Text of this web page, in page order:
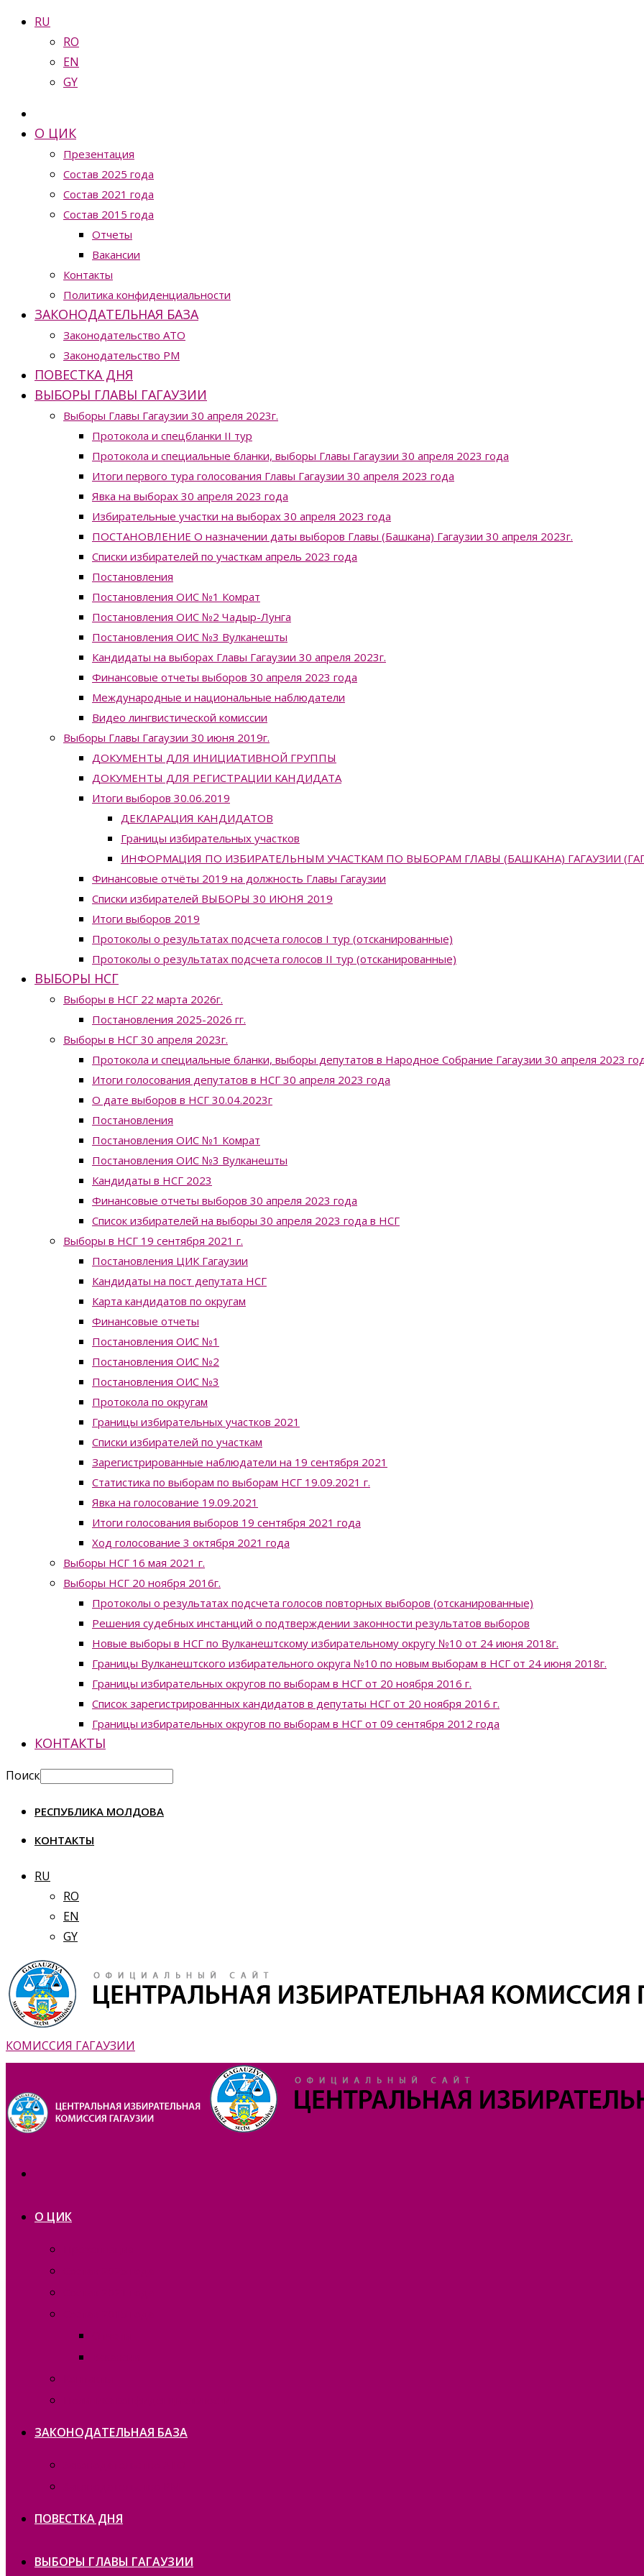
RU
RO
EN
GY
О ЦИК
Презентация
Состав 2025 года
Состав 2021 года
Состав 2015 года
Отчеты
Вакансии
Контакты
Политика конфиденциальности
ЗАКОНОДАТЕЛЬНАЯ БАЗА
Законодательство ATO
Законодательство РМ
ПОВЕСТКА ДНЯ
ВЫБОРЫ ГЛАВЫ ГАГАУЗИИ
Выборы Главы Гагаузии 30 апреля 2023г.
Протокола и спецбланки II тур
Протокола и специальные бланки, выборы Главы Гагаузии 30 апреля 2023 года
Итоги первого тура голосования Главы Гагаузии 30 апреля 2023 года
Явка на выборах 30 апреля 2023 года
Избирательные участки на выборах 30 апреля 2023 года
ПОСТАНОВЛЕНИЕ О назначении даты выборов Главы (Башкана) Гагаузии 30 апреля 2023г.
Списки избирателей по участкам апрель 2023 года
Постановления
Постановления ОИС №1 Комрат
Постановления ОИС №2 Чадыр-Лунга
Постановления ОИС №3 Вулканешты
Кандидаты на выборах Главы Гагаузии 30 апреля 2023г.
Финансовые отчеты выборов 30 апреля 2023 года
Международные и национальные наблюдатели
Видео лингвистической комиссии
Выборы Главы Гагаузии 30 июня 2019г.
ДОКУМЕНТЫ ДЛЯ ИНИЦИАТИВНОЙ ГРУППЫ
ДОКУМЕНТЫ ДЛЯ РЕГИСТРАЦИИ КАНДИДАТА
Итоги выборов 30.06.2019
ДЕКЛАРАЦИЯ КАНДИДАТОВ
Границы избирательных участков
ИНФОРМАЦИЯ ПО ИЗБИРАТЕЛЬНЫМ УЧАСТКАМ ПО ВЫБОРАМ ГЛАВЫ (БАШКАНА) ГАГАУЗИИ
Финансовые отчёты 2019 на должность Главы Гагаузии
Списки избирателей ВЫБОРЫ 30 ИЮНЯ 2019
Итоги выборов 2019
Протоколы о результатах подсчета голосов I тур (отсканированные)
Протоколы о результатах подсчета голосов II тур (отсканированные)
ВЫБОРЫ НСГ
Выборы в НСГ 22 марта 2026г.
Постановления 2025-2026 гг.
Выборы в НСГ 30 апреля 2023г.
Протокола и специальные бланки, выборы депутатов в Народное Собрание Гагаузии 30 апреля 2023
Итоги голосования депутатов в НСГ 30 апреля 2023 года
О дате выборов в НСГ 30.04.2023г
Постановления
Постановления ОИС №1 Комрат
Постановления ОИС №3 Вулканешты
Кандидаты в НСГ 2023
Финансовые отчеты выборов 30 апреля 2023 года
Список избирателей на выборы 30 апреля 2023 года в НСГ
Выборы в НСГ 19 сентября 2021 г.
Постановления ЦИК Гагаузии
Кандидаты на пост депутата НСГ
Карта кандидатов по округам
Финансовые отчеты
Постановления ОИС №1
Постановления ОИС №2
Постановления ОИС №3
Протокола по округам
Границы избирательных участков 2021
Списки избирателей по участкам
Зарегистрированные наблюдатели на 19 сентября 2021
Статистика по выборам по выборам НСГ 19.09.2021 г.
Явка на голосование 19.09.2021
Итоги голосования выборов 19 сентября 2021 года
Ход голосование 3 октября 2021 года
Выборы НСГ 16 мая 2021 г.
Выборы НСГ 20 ноября 2016г.
Протоколы о результатах подсчета голосов повторных выборов (отсканированные)
Решения судебных инстанций о подтверждении законности результатов выборов
Новые выборы в НСГ по Вулканештскому избирательному округу №10 от 24 июня 2018г.
Границы Вулканештского избирательного округа №10 по новым выборам в НСГ от 24 июня 2018г.
Границы избирательных округов по выборам в НСГ от 20 ноября 2016 г.
Список зарегистрированных кандидатов в депутаты НСГ от 20 ноября 2016 г.
Границы избирательных округов по выборам в НСГ от 09 сентября 2012 года
КОНТАКТЫ
Поиск
РЕСПУБЛИКА МОЛДОВА
КОНТАКТЫ
RU
RO
EN
GY
КОМИССИЯ ГАГАУЗИИ
О ЦИК
ЗАКОНОДАТЕЛЬНАЯ БАЗА
ПОВЕСТКА ДНЯ
ВЫБОРЫ ГЛАВЫ ГАГАУЗИИ